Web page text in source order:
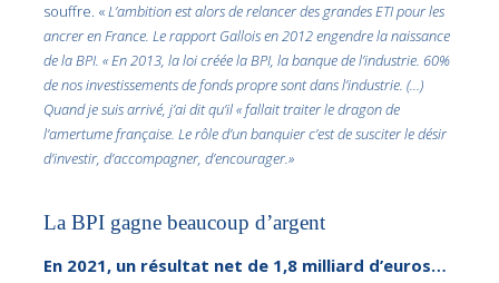
souffre. «L’ambition est alors de relancer des grandes ETI pour les
ancrer en France. Le rapport Gallois en 2012 engendre la naissance
de la BPI. « En 2013, la loi créée la BPI, la banque de l’industrie. 60%
de nos investissements de fonds propre sont dans l’industrie. (…)
Quand je suis arrivé, j’ai dit qu’il « fallait traiter le dragon de
l’amertume française. Le rôle d’un banquier c’est de susciter le désir
d’investir, d’accompagner, d’encourager.»
La BPI gagne beaucoup d’argent
En 2021, un résultat net de 1,8 milliard d’euros…